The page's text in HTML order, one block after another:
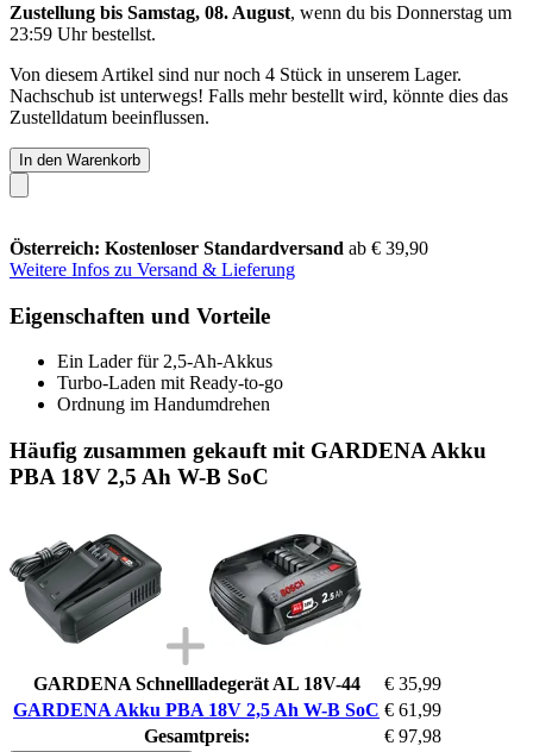
Zustellung bis Samstag, 08. August, wenn du bis Donnerstag um
23:59 Uhrbestellst.
Von diesem Artikel sind nur noch 4 Stück in unserem Lager.
Nachschub ist unterwegs! Falls mehr bestellt wird, könnte dies das
Zustelldatum beeinflussen.
In den Warenkorb
Österreich: Kostenloser Standardversand ab € 39,90
Weitere Infos zu Versand & Lieferung
Eigenschaften und Vorteile
Ein Lader für 2,5-Ah-Akkus
Turbo-Laden mit Ready-to-go
Ordnung im Handumdrehen
Häufig zusammen gekauft mit GARDENA Akku
PBA 18V 2,5 Ah W-B SoC
GARDENA Schnellladegerät AL 18V-44
€ 35,99
GARDENA Akku PBA 18V 2,5 Ah W-B SoC € 61,99
Gesamtpreis:
€ 97,98